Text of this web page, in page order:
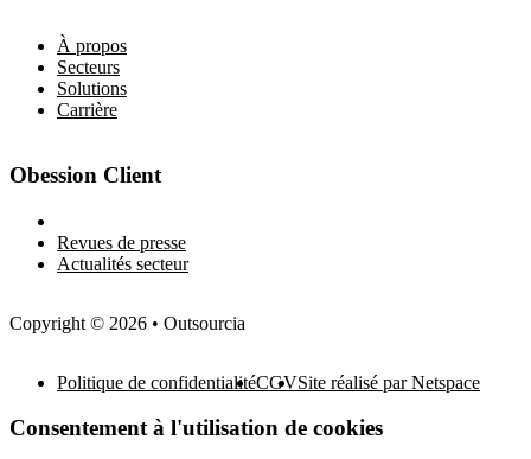
À propos
Secteurs
Solutions
Carrière
Obession Client
Revues de presse
Actualités secteur
Copyright © 2026 • Outsourcia
Politique de confidentialitéCGVSite réalisé par Netspace
Consentement à l'utilisation de cookies